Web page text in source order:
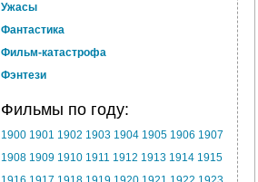
Ужасы
Фантастика
Фильм-катастрофа
Фэнтези
Фильмы по году:
1900 1901 1902 1903 1904 1905 1906 1907
1908 1909 1910 1911 1912 1913 1914 1915